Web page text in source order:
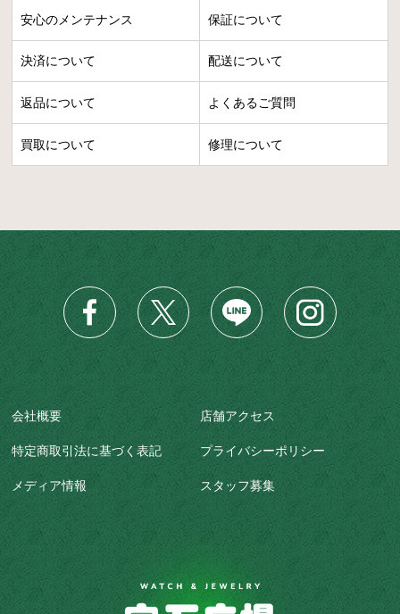
安心のメンテナンス 保証について
決済について 配送について
返品について よくあるご質問
買取について 修理について
会社概要 店舗アクセス
特定商取引法に基づく表記 プライバシーポリシー
メディア情報 スタッフ募集